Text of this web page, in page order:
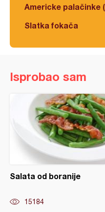
Americke palačinke
Slatka fokača
Isprobao sam
Salata od boranije
15184